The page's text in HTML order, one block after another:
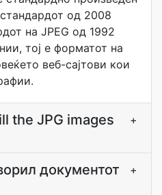
од 2008
на JPEG од 1992
тој е форматот на
веб-сајтови кои
the JPG images
+
документот
+